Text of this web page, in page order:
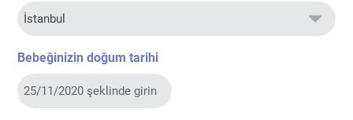
Bebeğinizin doğum tarihi